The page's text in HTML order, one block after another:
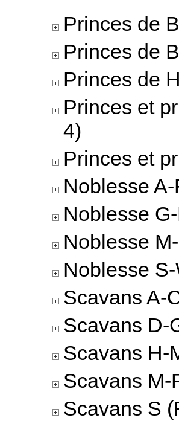
Princes de
Princes de
Princes de
Princes et
4)
Princes et
Noblesse
Noblesse
Noblesse
Noblesse
Scavans A-
Scavans D-
Scavans H-
Scavans M-
Scavans S